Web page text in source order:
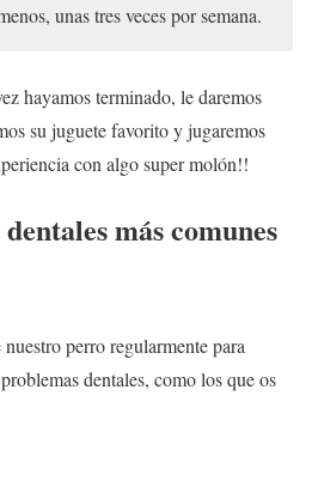
unas tres veces por semana.
hayamos terminado, le daremos
su juguete favorito y jugaremos
con algo super molón!!
más comunes
perro regularmente para
dentales, como los que os